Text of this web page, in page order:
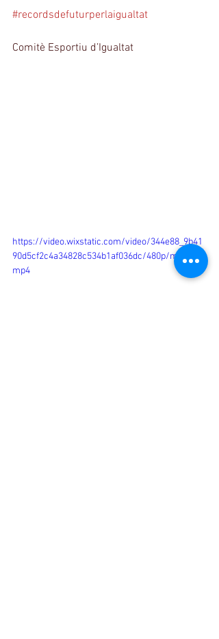
#recordsdefuturperlaigualtat
Comitè Esportiu d’Igualtat
https://video.wixstatic.com/video/344e88_9b41
90d5cf2c4a34828c534b1af036dc/480p/mp4/file.
mp4